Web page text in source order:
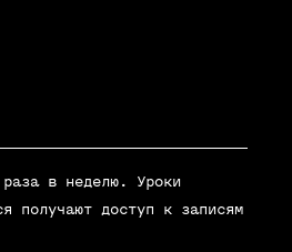
в неделю. Уроки
получают доступ к записям